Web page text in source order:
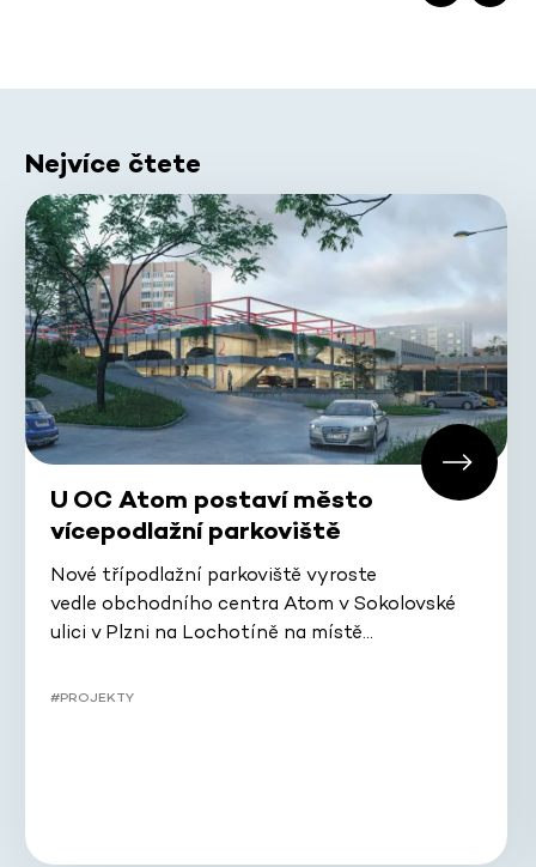
Nejvíce čtete
U OC Atom postaví město
vícepodlažní parkoviště
Nové třípodlažní parkoviště vyroste
vedle obchodního centra Atom v Sokolovské
ulici v Plzni na Lochotíně na místě…
#PROJEKTY